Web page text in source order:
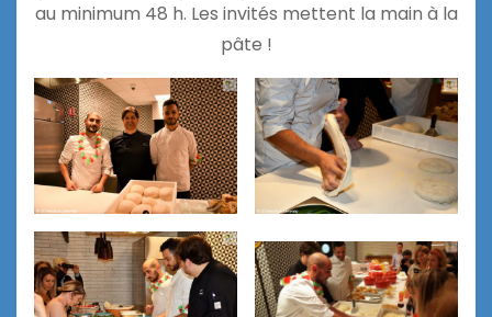
au minimum 48 h. Les invités mettent la main à la
pâte !